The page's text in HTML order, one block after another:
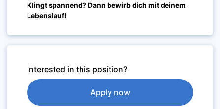
Klingt spannend? Dann bewirb dich mit deinem
Lebenslauf!
Interested in this position?
Apply now